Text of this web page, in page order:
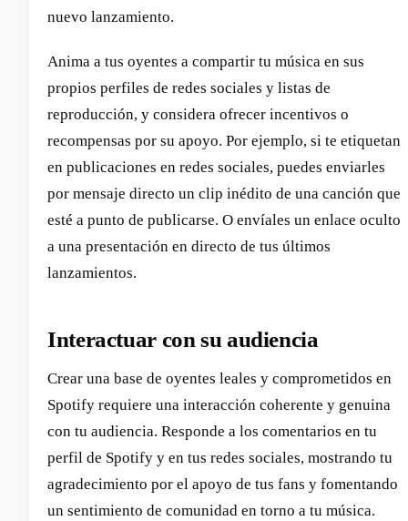
nuevo lanzamiento.
Anima a tus oyentes a compartir tu música en sus
propios perfiles de redes sociales y listas de
reproducción, y considera ofrecer incentivos o
recompensas por su apoyo. Por ejemplo, si te etiquetan
en publicaciones en redes sociales, puedes enviarles
por mensaje directo un clip inédito de una canción que
esté a punto de publicarse. O envíales un enlace oculto
a una presentación en directo de tus últimos
lanzamientos.
Interactuar con su audiencia
Crear una base de oyentes leales y comprometidos en
Spotify requiere una interacción coherente y genuina
con tu audiencia. Responde a los comentarios en tu
perfil de Spotify y en tus redes sociales, mostrando tu
agradecimiento por el apoyo de tus fans y fomentando
un sentimiento de comunidad en torno a tu música.